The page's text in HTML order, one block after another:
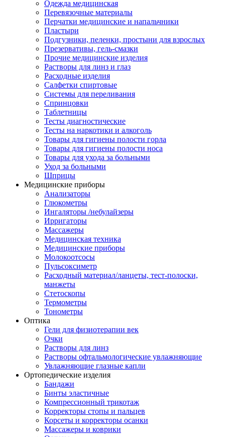
Одежда медицинская
Перевязочные материалы
Перчатки медицинские и напальчники
Пластыри
Подгузники, пеленки, простыни для взрослых
Презервативы, гель-смазки
Прочие медицинские изделия
Растворы для линз и глаз
Расходные изделия
Салфетки спиртовые
Системы для переливания
Спринцовки
Таблетницы
Тесты диагностические
Тесты на наркотики и алкоголь
Товары для гигиены полости горла
Товары для гигиены полости носа
Товары для ухода за больными
Уход за больными
Шприцы
Медицинские приборы
Анализаторы
Глюкометры
Ингаляторы /небулайзеры
Ирригаторы
Массажеры
Медицинская техника
Медицинские приборы
Молокоотсосы
Пульсоксиметр
Расходный материал/ланцеты, тест-полоски,
манжеты
Стетоскопы
Термометры
Тонометры
Оптика
Гели для физиотерапии век
Очки
Растворы для линз
Растворы офтальмологические увлажняющие
Увлажняющие глазные капли
Ортопедические изделия
Бандажи
Бинты эластичные
Компрессионный трикотаж
Корректоры стопы и пальцев
Корсеты и корректоры осанки
Массажеры и коврики